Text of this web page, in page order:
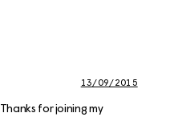
13/09/2015
Thanks for joining my